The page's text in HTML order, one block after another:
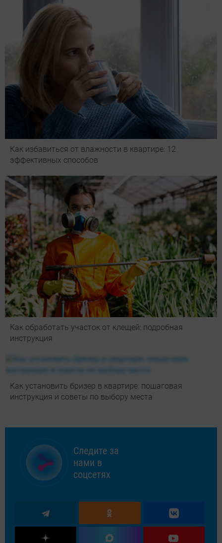
Как избавиться от влажности в квартире: 12
эффективных способов
Как обработать участок от клещей: подробная
инструкция
Как установить бризер в квартире: пошаговая
инструкция и советы по выбору места
Следите за
нами в
соцсетях